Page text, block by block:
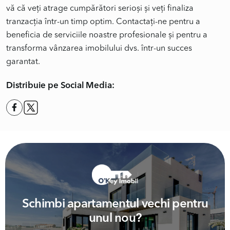
vă că veți atrage cumpărători serioși și veți finaliza
tranzacția într-un timp optim. Contactați-ne pentru a
beneficia de serviciile noastre profesionale și pentru a
transforma vânzarea imobilului dvs. într-un succes
garantat.
Distribuie pe Social Media:
Schimbi apartamentul vechi pentru
unul nou?